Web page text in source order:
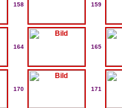
158 159
164 165
170 171